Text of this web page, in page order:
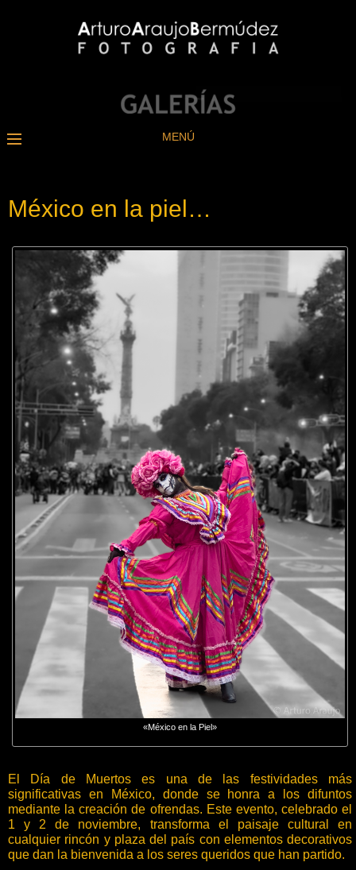
MENÚ
México en la piel…
«México en la Piel»
El Día de Muertos es una de las festividades más
significativas en México, donde se honra a los difuntos
mediante la creación de ofrendas. Este evento, celebrado el
1 y 2 de noviembre, transforma el paisaje cultural en
cualquier rincón y plaza del país con elementos decorativos
que dan la bienvenida a los seres queridos que han partido.